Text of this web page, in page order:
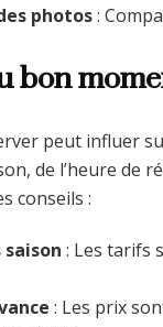
photos:
bon
peut influer
de l’heure de
conseils :
saison : Les tarifs
: Les prix